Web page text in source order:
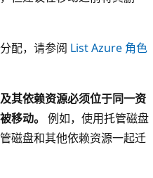
配，请参阅 List Azure 角色
其依赖资源必须位于同一资
移动。 例如，使用托管磁盘
磁盘和其他依赖资源一起迁